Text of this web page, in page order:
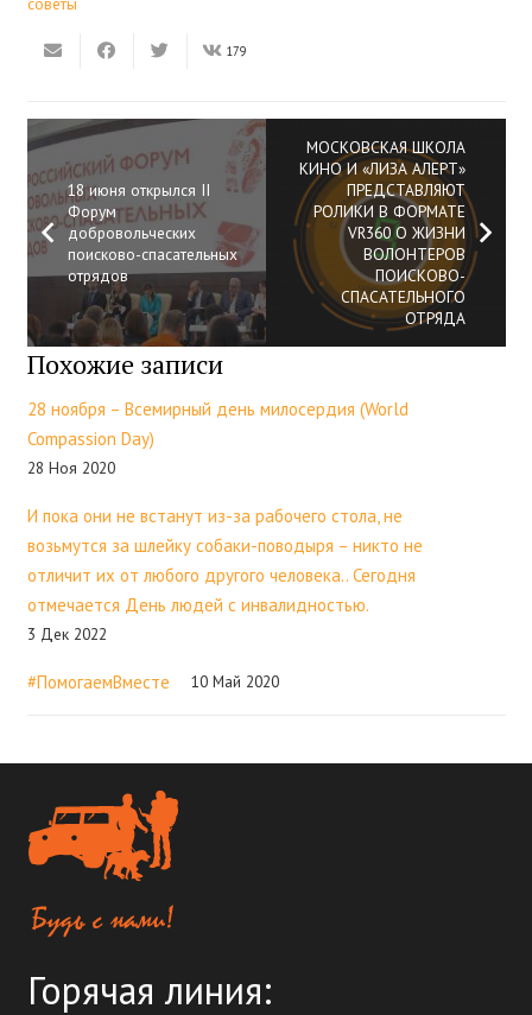
179
18 июня открылся II
Форум
добровольческих
поисково-спасательных
отрядов
МОСКОВСКАЯ ШКОЛА
КИНО И «ЛИЗА АЛЕРТ»
ПРЕДСТАВЛЯЮТ
РОЛИКИ В ФОРМАТЕ
VR360 О ЖИЗНИ
ВОЛОНТЕРОВ
ПОИСКОВО-
СПАСАТЕЛЬНОГО
ОТРЯДА
Похожие записи
28 ноября – Всемирный день милосердия (World
Compassion Day)
28 Ноя 2020
И пока они не встанут из-за рабочего стола, не
возьмутся за шлейку собаки-поводыря – никто не
отличит их от любого другого человека.. Сегодня
отмечается День людей с инвалидностью.
3 Дек 2022
#ПомогаемВместе 10 Май 2020
Горячая линия: